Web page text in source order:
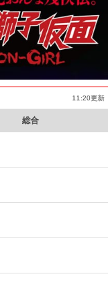
11:20更新
総合